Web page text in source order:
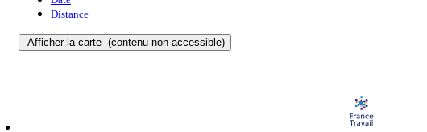
Distance
Afficher la carte (contenu non-accessible)